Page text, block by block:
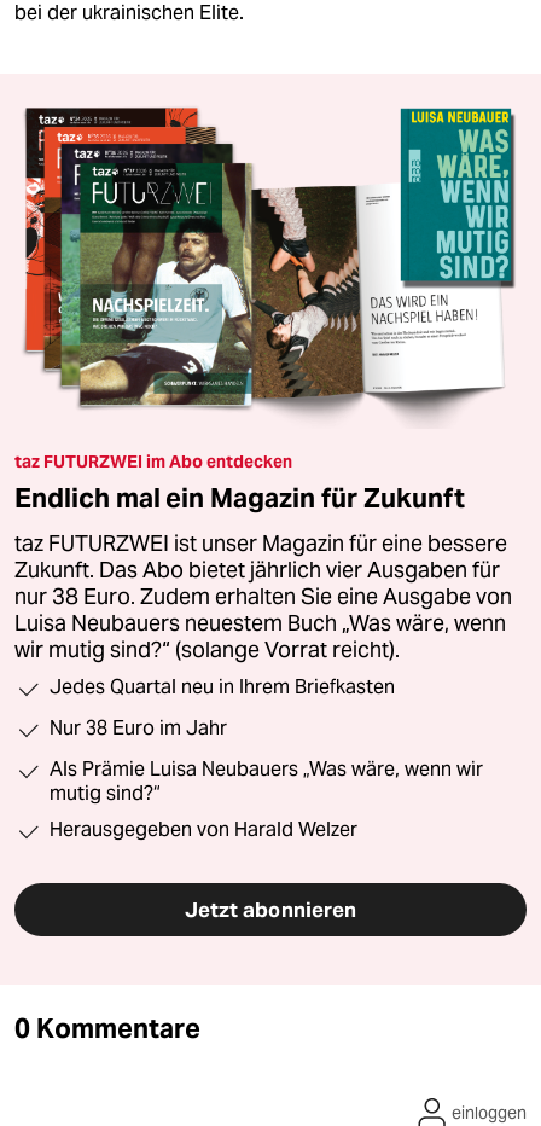
bei der ukrainischen Elite.
taz FUTURZWEI im Abo entdecken
Endlich mal ein Magazin für Zukunft
taz FUTURZWEI ist unser Magazin für eine bessere
Zukunft. Das Abo bietet jährlich vier Ausgaben für
nur 38 Euro. Zudem erhalten Sie eine Ausgabe von
Luisa Neubauers neuestem Buch „Was wäre, wenn
wir mutig sind?“ (solange Vorrat reicht).
Jedes Quartal neu in Ihrem Briefkasten
Nur 38 Euro im Jahr
Als Prämie Luisa Neubauers „Was wäre, wenn wir
mutig sind?“
Herausgegeben von Harald Welzer
Jetzt abonnieren
0 Kommentare
einloggen